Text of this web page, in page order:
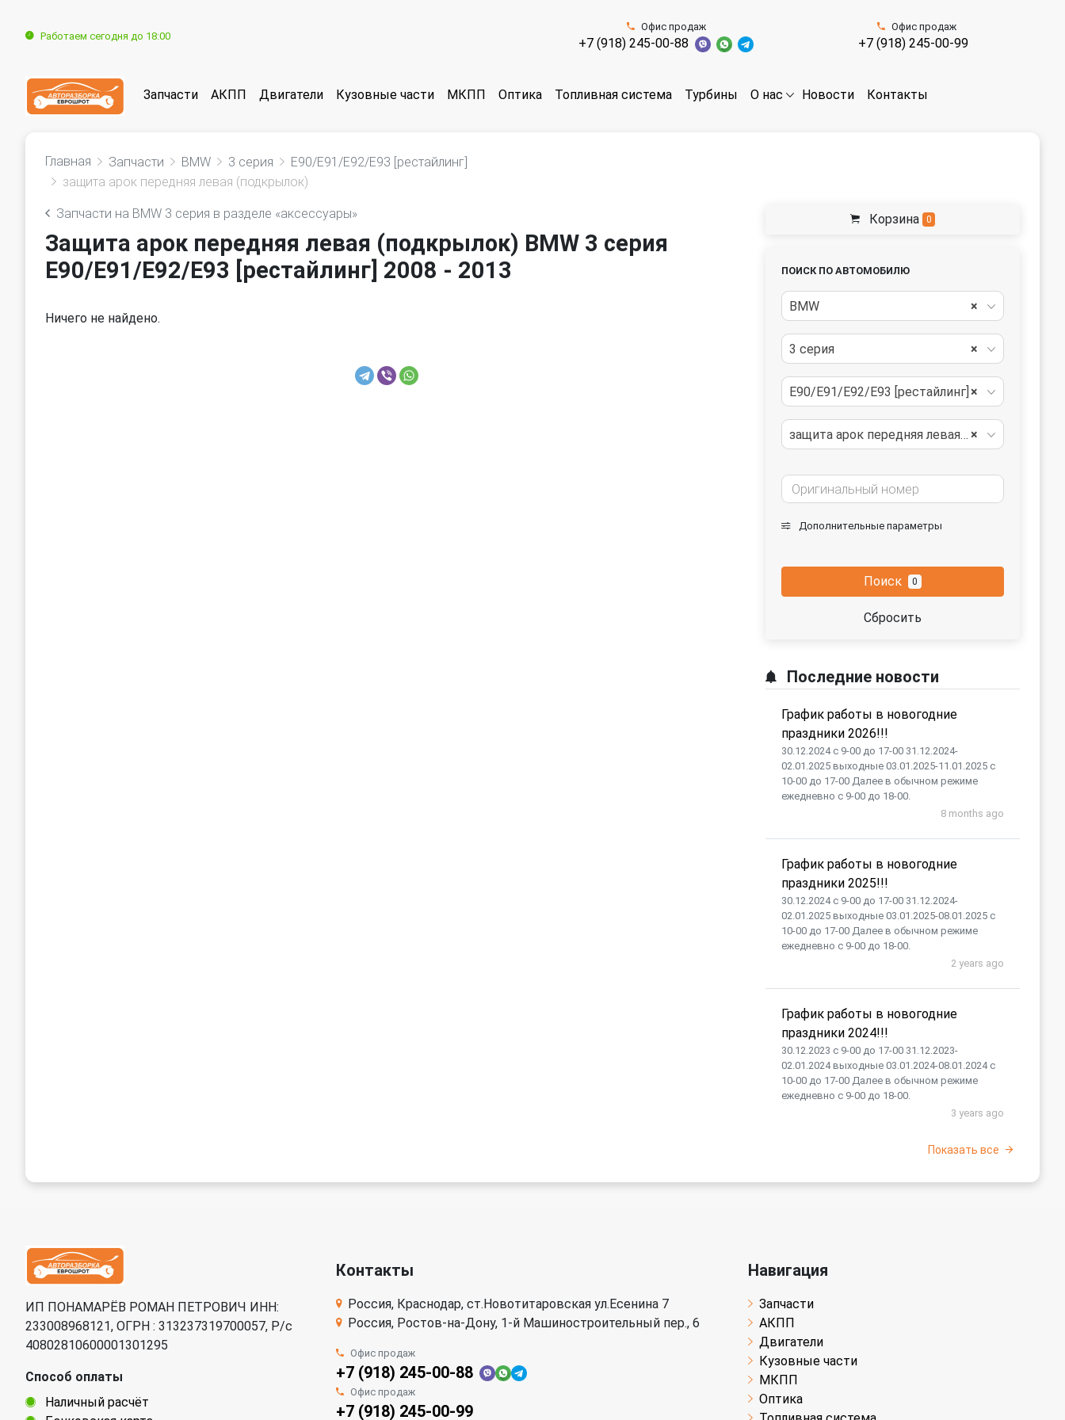
Работаем сегодня до 18:00
Офис продаж
+7 (918) 245-00-88
Офис продаж
+7 (918) 245-00-99
Запчасти АКПП Двигатели Кузовные части МКПП Оптика Топливная система Турбины О нас Новости Контакты
Главная Запчасти BMW 3 серия
E90/E91/E92/E93 [рестайлинг]
защита арок передняя левая (подкрылок)
Запчасти на BMW 3 серия в разделе «аксессуары»
Защита арок передняя левая (подкрылок) BMW 3 серия
E90/E91/E92/E93 [рестайлинг] 2008 - 2013
Ничего не найдено.
Корзина 0
ПОИСК ПО АВТОМОБИЛЮ
×
BMW
×
3 серия
×
E90/E91/E92/E93 [рестайлинг]
×
защита арок передняя левая (подкрылок)
Дополнительные параметры
Поиск 0
Сбросить
Последние новости
График работы в новогодние
праздники 2026!!!
30.12.2024 с 9-00 до 17-00 31.12.2024-
02.01.2025 выходные 03.01.2025-11.01.2025 с
10-00 до 17-00 Далее в обычном режиме
ежедневно с 9-00 до 18-00.
8 months ago
График работы в новогодние
праздники 2025!!!
30.12.2024 с 9-00 до 17-00 31.12.2024-
02.01.2025 выходные 03.01.2025-08.01.2025 с
10-00 до 17-00 Далее в обычном режиме
ежедневно с 9-00 до 18-00.
2 years ago
График работы в новогодние
праздники 2024!!!
30.12.2023 с 9-00 до 17-00 31.12.2023-
02.01.2024 выходные 03.01.2024-08.01.2024 с
10-00 до 17-00 Далее в обычном режиме
ежедневно с 9-00 до 18-00.
3 years ago
Показать все
ИП ПОНАМАРЁВ РОМАН ПЕТРОВИЧ ИНН:
233008968121, ОГРН : 313237319700057, Р/c
40802810600001301295
Способ оплаты
Наличный расчёт
Контакты
Россия, Краснодар, ст.Новотитаровская ул.Есенина 7
Россия, Ростов-на-Дону, 1-й Машиностроительный пер., 6
Офис продаж
+7 (918) 245-00-88
Офис продаж
+7 (918) 245-00-99
Навигация
Запчасти
АКПП
Двигатели
Кузовные части
МКПП
Оптика